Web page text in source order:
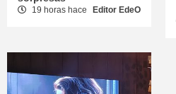
19 horas hace Editor EdeO